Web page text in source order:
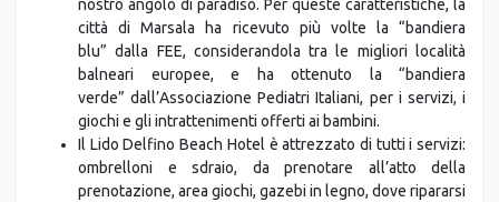
nostro angolo di paradiso. Per queste caratteristiche, la
città di Marsala ha ricevuto più volte la “bandiera
blu” dalla FEE, considerandola tra le migliori località
balneari europee, e ha ottenuto la “bandiera
verde” dall’Associazione Pediatri Italiani, per i servizi, i
giochi e gli intrattenimenti offerti ai bambini.
Il Lido Delfino Beach Hotel è attrezzato di tutti i servizi:
ombrelloni e sdraio, da prenotare all’atto della
prenotazione, area giochi, gazebi in legno, dove ripararsi